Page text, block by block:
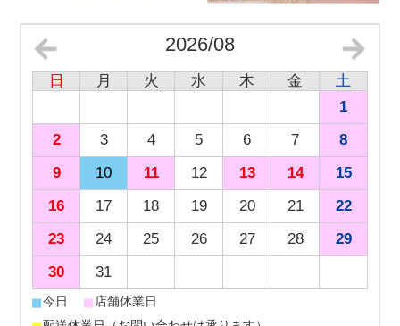
2026/08
日 月 火 水 木 金
土
1
2
3 4 5 6 7
8
9
10 11 12 13 14
15
16
17 18 19 20 21
22
23
24 25 26 27 28
29
30
31
■今日 ■ 店舗休業日